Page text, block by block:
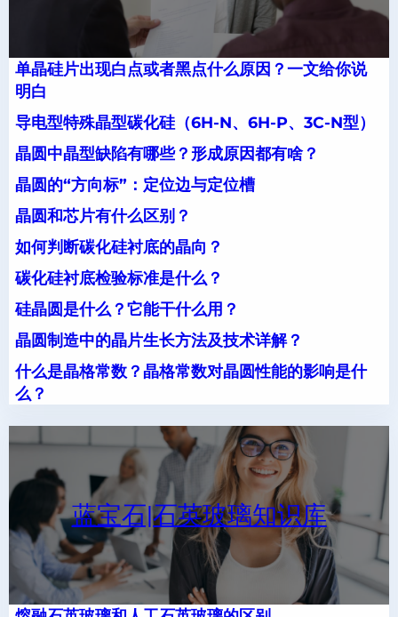
单晶硅片出现白点或者黑点什么原因？一文给你说
明白
导电型特殊晶型碳化硅（6H-N、6H-P、3C-N型）
晶圆中晶型缺陷有哪些？形成原因都有啥？
晶圆的“方向标”：定位边与定位槽
晶圆和芯片有什么区别？
如何判断碳化硅衬底的晶向？
碳化硅衬底检验标准是什么？
硅晶圆是什么？它能干什么用？
晶圆制造中的晶片生长方法及技术详解？
什么是晶格常数？晶格常数对晶圆性能的影响是什
么？
蓝宝石|石英玻璃知识库